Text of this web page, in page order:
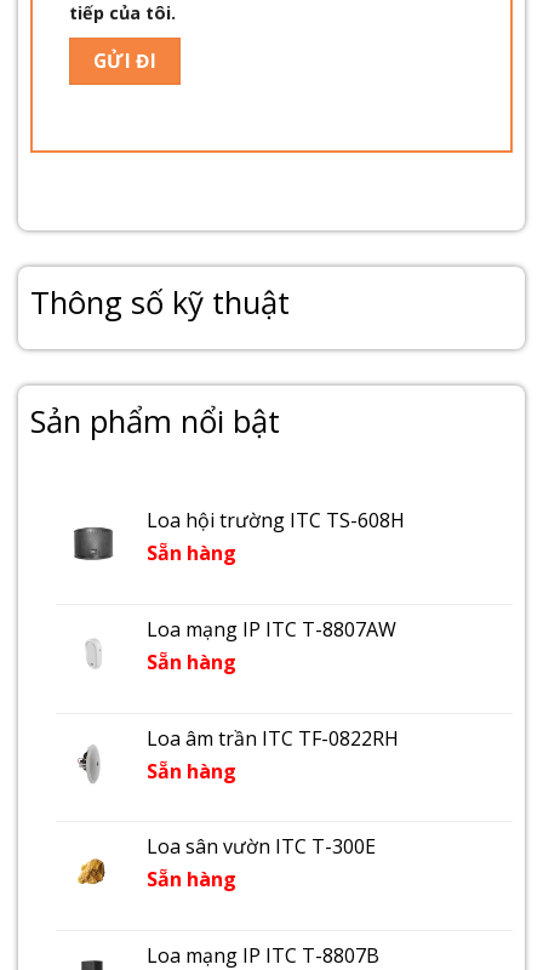
tiếp của tôi.
Thông số kỹ thuật
Sản phẩm nổi bật
Loa hội trường ITC TS-608H
Sẵn hàng
Loa mạng IP ITC T-8807AW
Sẵn hàng
Loa âm trần ITC TF-0822RH
Sẵn hàng
Loa sân vườn ITC T-300E
Sẵn hàng
Loa mạng IP ITC T-8807B